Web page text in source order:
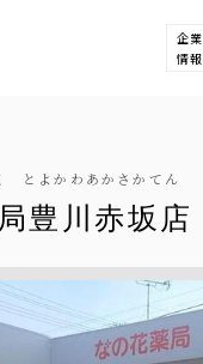
企業
情報
とよかわあかさかてん
豊川赤坂店